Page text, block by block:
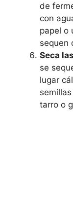
de
con
papel o
sequen
Seca
se
lugar
tarro o